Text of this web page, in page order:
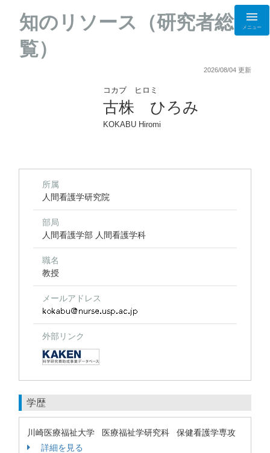
知のリソース（研究者総
覧）
メニュー
2026/08/04 更新
コカブ ヒロミ
古株 ひろみ
KOKABU Hiromi
所属
人間看護学研究院
部局
人間看護学部 人間看護学科
職名
教授
メールアドレス
外部リンク
学歴
川崎医療福祉大学 医療福祉学研究科 保健看護学専攻
詳細を見る